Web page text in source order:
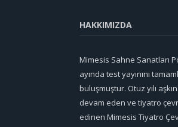
HAKKIMIZDA
Mimesis Sahne Sanatları
ayında test yayınını
buluşmuştur. Otuz yılı
devam eden ve tiyatro
edinen Mimesis Tiyatro